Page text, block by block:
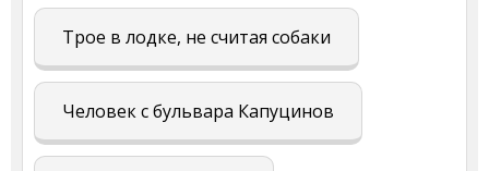
Трое в лодке, не считая собаки
Человек с бульвара Капуцинов